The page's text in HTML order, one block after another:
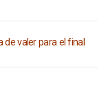
de valer para el final